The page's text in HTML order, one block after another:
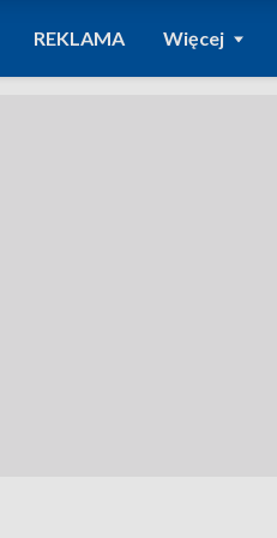
REKLAMA Więcej